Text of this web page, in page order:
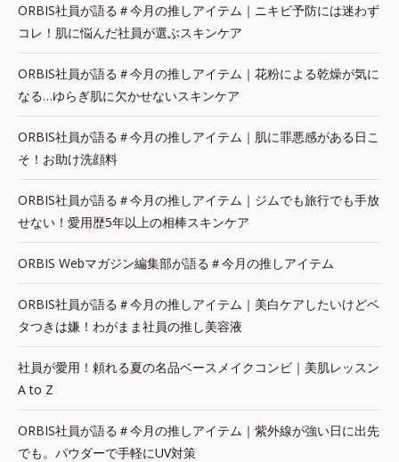
ORBIS社員が語る＃今月の推しアイテム｜ニキビ予防には迷わず
コレ！肌に悩んだ社員が選ぶスキンケア
ORBIS社員が語る＃今月の推しアイテム｜花粉による乾燥が気に
なる…ゆらぎ肌に欠かせないスキンケア
ORBIS社員が語る＃今月の推しアイテム｜肌に罪悪感がある日こ
そ！お助け洗顔料
ORBIS社員が語る＃今月の推しアイテム｜ジムでも旅行でも手放
せない！愛用歴5年以上の相棒スキンケア
ORBIS Webマガジン編集部が語る＃今月の推しアイテム
ORBIS社員が語る＃今月の推しアイテム｜美白ケアしたいけどベ
タつきは嫌！わがまま社員の推し美容液
社員が愛用！頼れる夏の名品ベースメイクコンビ｜美肌レッスン
A to Z
ORBIS社員が語る＃今月の推しアイテム｜紫外線が強い日に出先
でも。パウダーで手軽にUV対策